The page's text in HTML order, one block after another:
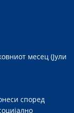
месец (Јули
според